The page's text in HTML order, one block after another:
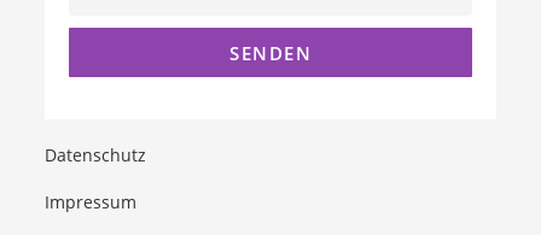
Datenschutz
Impressum